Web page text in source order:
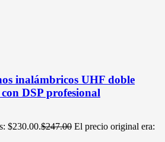
inalámbricos UHF doble
DSP profesional
$230.00.$247.00 El precio original era: